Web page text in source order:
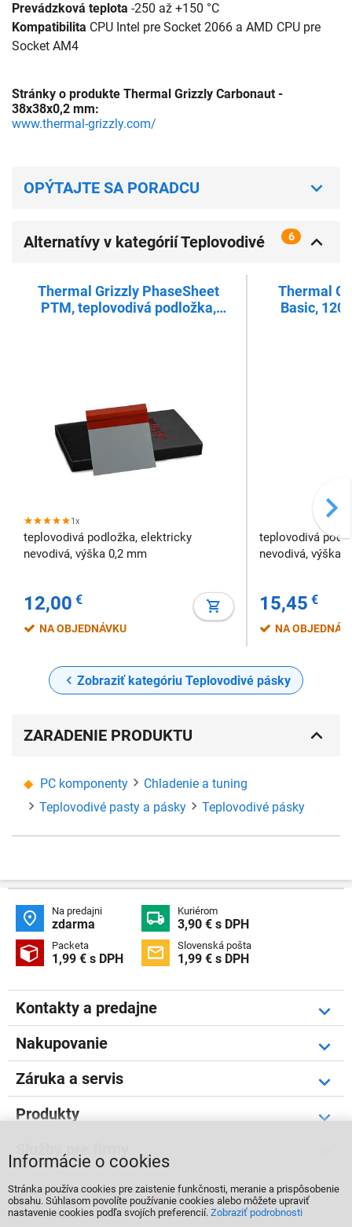
Prevádzková teplota -250 až +150 °C
Kompatibilita CPU Intel pre Socket 2066 a AMD CPU pre
Socket AM4
Stránky o produkte Thermal Grizzly Carbonaut -
38x38x0,2 mm:
www.thermal-grizzly.com/
OPÝTAJTE SA PORADCU
Alternatívy v kategórií Teplovodivé
6
Thermal Grizzly PhaseSheet
PTM, teplovodivá podložka,
1x
teplovodivá podložka, elektricky
nevodivá, výška 0,2 mm
12,00 €
NA OBJEDNÁVKU
Thermal
Basic,
teplovodivá
nevodivá, výška
15,45 €
NA
Zobraziť kategóriu Teplovodivé pásky
ZARADENIE PRODUKTU
PC komponenty
Chladenie a tuning
Teplovodivé pasty a pásky
Teplovodivé pásky
 Na predajni
zdarma  Kuriérom
3,90 € s DPH
 Packeta
1,99 € s DPH  Slovenská pošta
1,99 € s DPH
Kontakty a predajne
Nakupovanie
Záruka a servis
Produkty
Služby pre firmy
  
Informácie o cookies
Stránka používa cookies pre zaistenie funkčnosti, meranie a prispôsobenie
obsahu. Súhlasom povolíte používanie cookies alebo môžete upraviť
nastavenie cookies podľa svojích preferencií. Zobraziť podrobnosti